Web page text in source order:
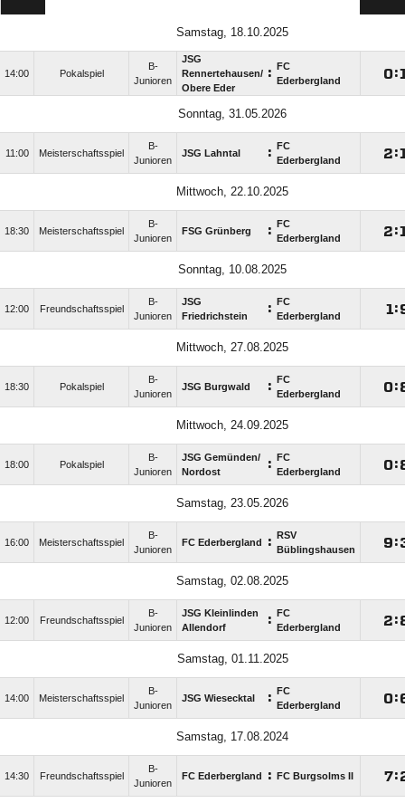
Samstag, 18.10.2025
14:00 Pokalspiel
B-
Junioren
JSG
Rennertehausen/​
Obere Eder
:
FC
Ederbergland
:
Sonntag, 31.05.2026
11:00 Meisterschaftsspiel
B-
Junioren
JSG Lahntal :
FC
Ederbergland
:
Mittwoch, 22.10.2025
18:30 Meisterschaftsspiel
B-
Junioren
FSG Grünberg :
FC
Ederbergland
:
Sonntag, 10.08.2025
12:00 Freundschaftsspiel
B-
Junioren
JSG
Friedrichstein
:
FC
Ederbergland
:
Mittwoch, 27.08.2025
18:30 Pokalspiel
B-
Junioren
JSG Burgwald :
FC
Ederbergland
:
Mittwoch, 24.09.2025
18:00 Pokalspiel
B-
Junioren
JSG Gemünden/​
Nordost
:
FC
Ederbergland
:
Samstag, 23.05.2026
16:00 Meisterschaftsspiel
B-
Junioren
FC Ederbergland :
RSV
Büblingshausen
:
Samstag, 02.08.2025
12:00 Freundschaftsspiel
B-
Junioren
JSG Kleinlinden
Allendorf
:
FC
Ederbergland
:
Samstag, 01.11.2025
14:00 Meisterschaftsspiel
B-
Junioren
JSG Wiesecktal :
FC
Ederbergland
:
Samstag, 17.08.2024
14:30 Freundschaftsspiel
B-
Junioren
FC Ederbergland : FC Burgsolms II :